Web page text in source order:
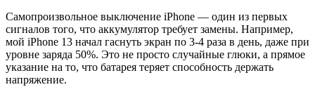
Самопроизвольное выключение iPhone — один из первых
сигналов того, что аккумулятор требует замены. Например,
мой iPhone 13 начал гаснуть экран по 3-4 раза в день, даже при
уровне заряда 50%. Это не просто случайные глюки, а прямое
указание на то, что батарея теряет способность держать
напряжение.